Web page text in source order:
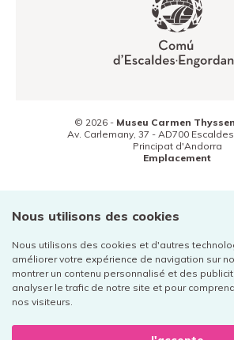
Nous utilisons des cookies
Nous utilisons des cookies et d'autres
améliorer votre expérience de navigation sur
montrer un contenu personnalisé et des
analyser le trafic de notre site et pour
nos visiteurs.
© 2026 - Museu Carmen
Av. Carlemany, 37 - AD700
Principat d'Andorra
Emplacement
Mentions légales